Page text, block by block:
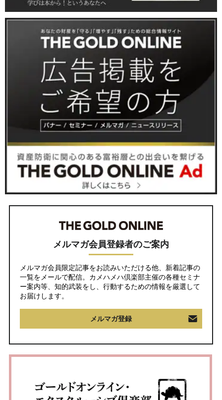
メルマガ会員登録者のご案内
メルマガ会員限定記事をお読みいただける他、新着記事の
一覧をメールで配信。カメハメハ倶楽部主催の各種セミナ
ー案内等、知的武装をし、行動するための情報を厳選して
お届けします。
メルマガ登録